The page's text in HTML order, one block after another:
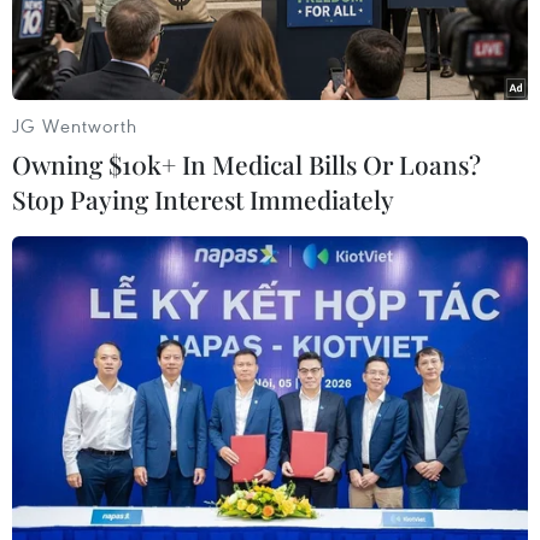
19.
Nhằm bảo đảm sức khỏe cho nhân dân, đón Tết an toàn, vui
tươi, lãnh đạo thành phố yêu cầu thực hiện nghiêm các biện
pháp phòng, chống dịch trong tình hình mới. (Ảnh: Đức
Duy/Vietnam+)
JG Wentworth
Owning $10k+ In Medical Bills Or Loans?
Stop Paying Interest Immediately